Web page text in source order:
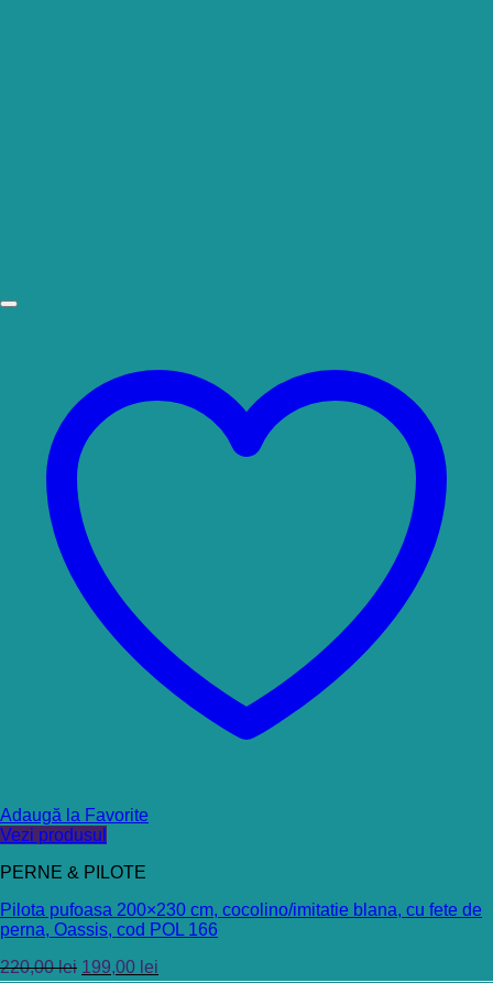
Adaugă la Favorite
Vezi produsul
PERNE & PILOTE
Pilota pufoasa 200×230 cm, cocolino/imitatie blana, cu fete de
perna, Oassis, cod POL 166
220,00lei 199,00 lei